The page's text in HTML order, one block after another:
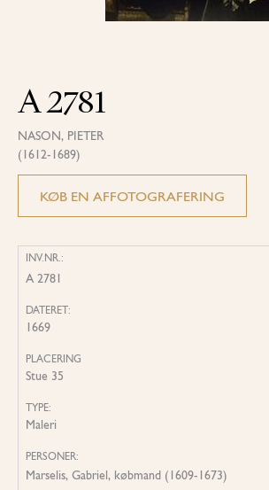
A 2781
NASON, PIETER
(1612-1689)
KØB EN AFFOTOGRAFERING
INV.NR.:
A 2781
DATERET:
1669
PLACERING
Stue 35
TYPE:
Maleri
PERSONER:
Marselis, Gabriel, købmand (1609-1673)